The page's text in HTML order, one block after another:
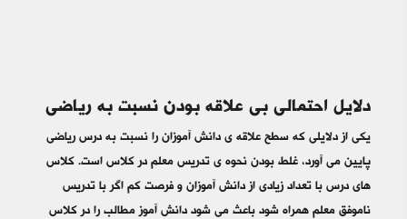
دلایل احتمالی بی علاقه بودن نسبت به ریاضی
یکی از دلایلی که سطح علاقه ی دانش آموزان را نسبت به درس ریاضی
پایین می آورد، غلط بودن نحوه ی تدریس معلم در کلاس است. کلاس
های درس با تعداد زیادی از دانش آموزان و فرصت کم اگر با تدریس
ناموفق معلم همراه شود باعث می شود دانش آموز مطالب را در کلاس